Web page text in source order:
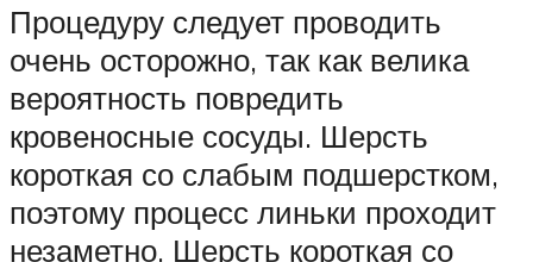
Процедуру следует проводить
очень осторожно, так как велика
вероятность повредить
кровеносные сосуды. Шерсть
короткая со слабым подшерстком,
поэтому процесс линьки проходит
незаметно. Шерсть короткая со